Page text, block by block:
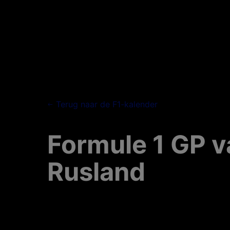
Terug naar de F1-kalender
Formule 1 GP
Rusland